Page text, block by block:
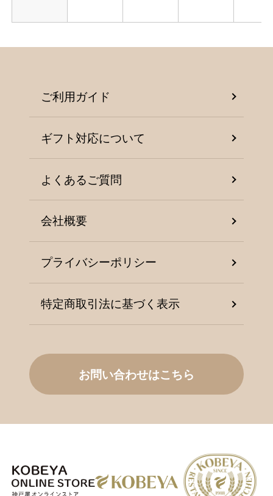
ご利用ガイド
ギフト対応について
よくあるご質問
会社概要
プライバシーポリシー
特定商取引法に基づく表示
お問い合わせはこちら